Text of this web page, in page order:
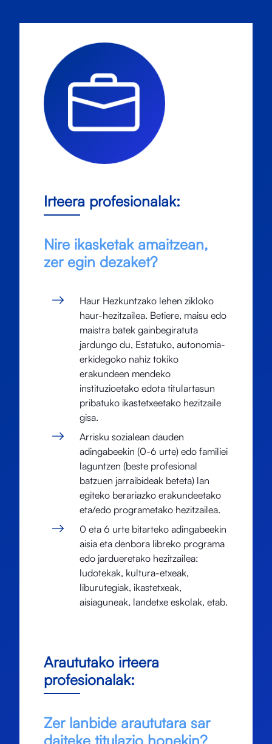
Irteera profesionalak:
Nire ikasketak amaitzean,
zer egin dezaket?
Haur Hezkuntzako lehen zikloko
haur-hezitzailea. Betiere, maisu edo
maistra batek gainbegiratuta
jardungo du, Estatuko, autonomia-
erkidegoko nahiz tokiko
erakundeen mendeko
instituzioetako edota titulartasun
pribatuko ikastetxeetako hezitzaile
gisa.
Arrisku sozialean dauden
adingabeekin (0-6 urte) edo familiei
laguntzen (beste profesional
batzuen jarraibideak beteta) lan
egiteko berariazko erakundeetako
eta/edo programetako hezitzailea.
0 eta 6 urte bitarteko adingabeekin
aisia eta denbora libreko programa
edo jardueretako hezitzailea:
ludotekak, kultura-etxeak,
liburutegiak, ikastetxeak,
aisiaguneak, landetxe eskolak, etab.
Araututako irteera
profesionalak:
Zer lanbide araututara sar
daiteke titulazio honekin?